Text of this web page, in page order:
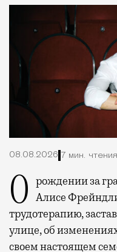
08.08.2026 7 мин. чтения
О рождении за границей благодаря бабушке Алисе
трудотерапию,
улице, об
своем настоящем